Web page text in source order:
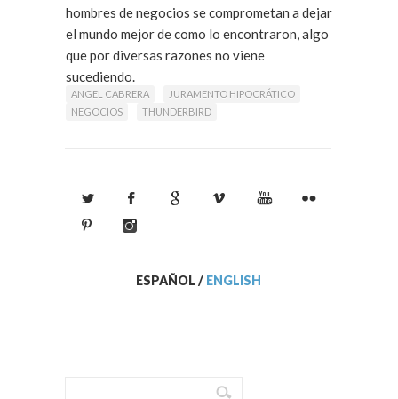
hombres de negocios se comprometan a dejar
el mundo mejor de como lo encontraron, algo
que por diversas razones no viene
sucediendo.
ANGEL CABRERA
JURAMENTO HIPOCRÁTICO
NEGOCIOS
THUNDERBIRD
ESPAÑOL / ENGLISH